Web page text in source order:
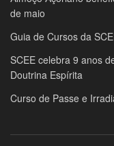
de maio
Guia de Cursos da
SCEE celebra 9 anos
Doutrina Espírita
Curso de Passe e